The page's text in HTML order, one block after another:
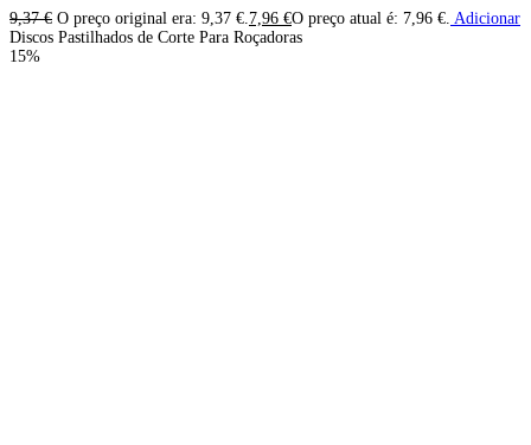
9,37€ O preço original era: 9,37 €. 7,96 €O preço atual é: 7,96 €. Adicionar
Discos Pastilhados de Corte Para Roçadoras
15%